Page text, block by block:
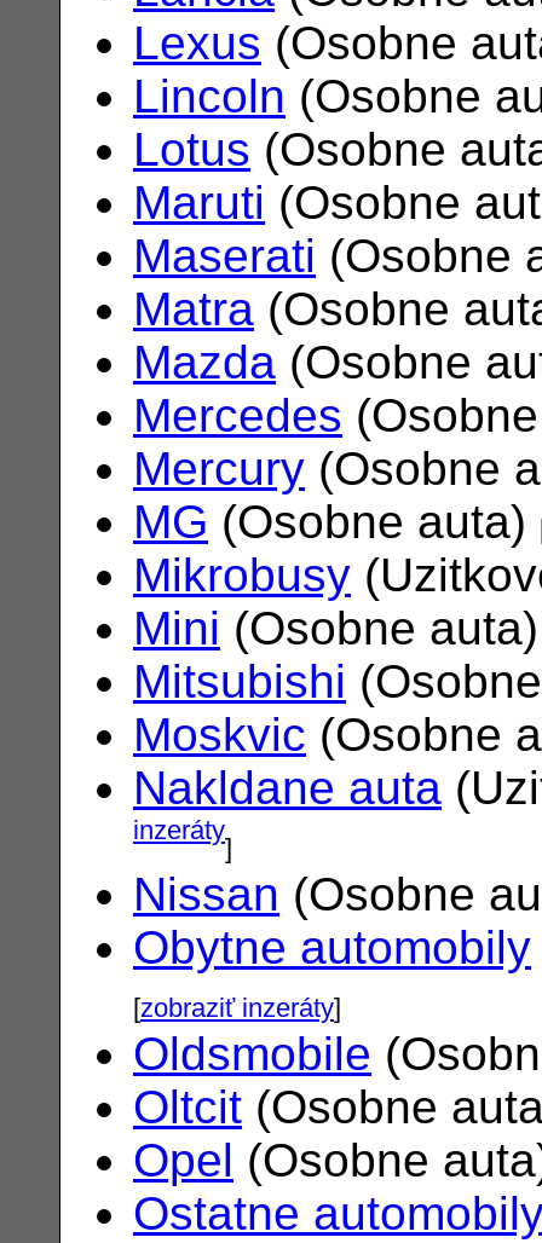
Lexus (Osobne
Lincoln (Osobne
Lotus (Osobne
Maruti (Osobne
Maserati (Osobne
Matra (Osobne
Mazda (Osobne
Mercedes
Mercury (Osobne
MG (Osobne auta)
Mikrobusy
Mini (Osobne
Mitsubishi
Moskvic (Osobne
Nakldane auta
inzeráty]
Nissan (Osobne
Obytne automobily
[zobraziť inzeráty]
Oldsmobile
Oltcit (Osobne
Opel (Osobne
Ostatne